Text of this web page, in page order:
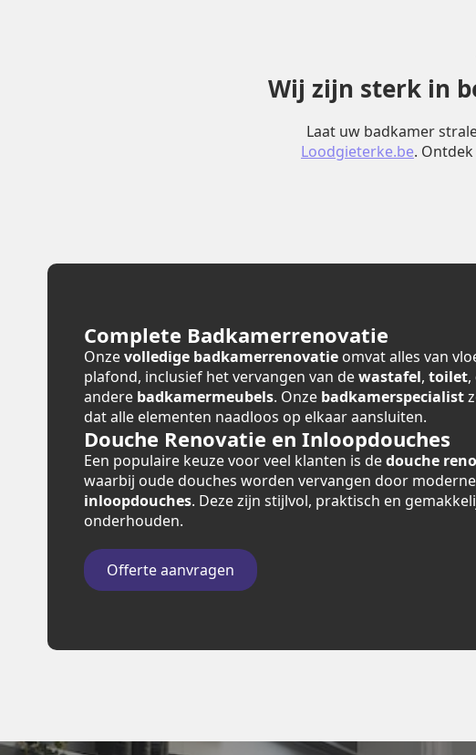
Wij zijn sterk in
Laat uw badkamer
Loodgieterke.be.
Complete Badkamerrenovatie
Onzevolledige badkamerrenovatie omvat alles van
plafond, inclusief het vervangen van dewastafel, toilet,
andere badkamermeubels. Onze badkamerspecialist
dat alle elementen naadloos op elkaar aansluiten.
Douche Renovatie en Inloopdouches
Een populaire keuze voor veel klanten is dedouche
waarbij oude douches worden vervangen door moderne
inloopdouches. Deze zijn stijlvol, praktisch en
onderhouden.
Offerte aanvragen